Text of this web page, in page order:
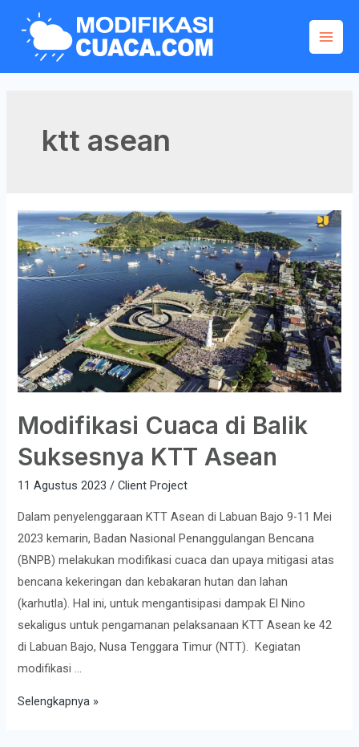
ktt asean
Modifikasi Cuaca di Balik
Suksesnya KTT Asean
11 Agustus 2023/Client Project
Dalam penyelenggaraan KTT Asean di Labuan Bajo 9-11 Mei
2023 kemarin, Badan Nasional Penanggulangan Bencana
(BNPB) melakukan modifikasi cuaca dan upaya mitigasi atas
bencana kekeringan dan kebakaran hutan dan lahan
(karhutla). Hal ini, untuk mengantisipasi dampak El Nino
sekaligus untuk pengamanan pelaksanaan KTT Asean ke 42
di Labuan Bajo, Nusa Tenggara Timur (NTT). Kegiatan
modifikasi …
Selengkapnya »